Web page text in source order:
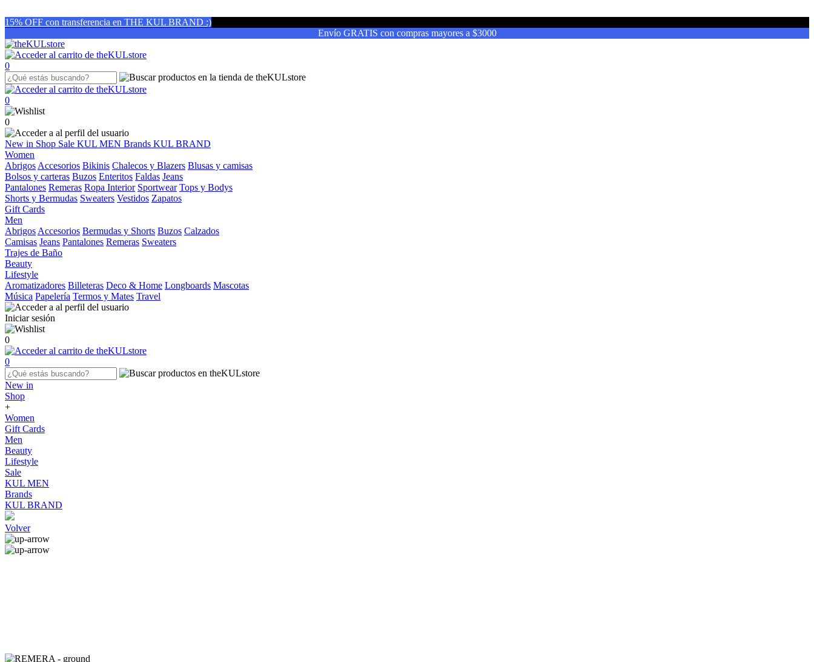
15% OFF con transferencia en THE KUL BRAND :)
Envío GRATIS con compras mayores a $3000
0
0
0
New in Shop Sale KUL MEN Brands KUL BRAND
Women
Abrigos Accesorios Bikinis Chalecos y Blazers Blusas y camisas
Bolsos y carteras Buzos Enteritos Faldas Jeans
Pantalones Remeras Ropa Interior Sportwear Tops y Bodys
Shorts y Bermudas Sweaters Vestidos Zapatos
Gift Cards
Men
Abrigos Accesorios Bermudas y Shorts Buzos Calzados
Camisas Jeans Pantalones Remeras Sweaters
Trajes de Baño
Beauty
Lifestyle
Aromatizadores Billeteras Deco & Home Longboards Mascotas
Música Papelería Termos y Mates Travel
Iniciar sesión
0
0
New in
Shop
+
Women
Gift Cards
Men
Beauty
Lifestyle
Sale
KUL MEN
Brands
KUL BRAND
Volver